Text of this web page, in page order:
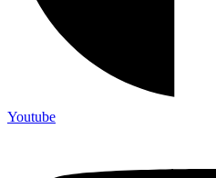
Youtube